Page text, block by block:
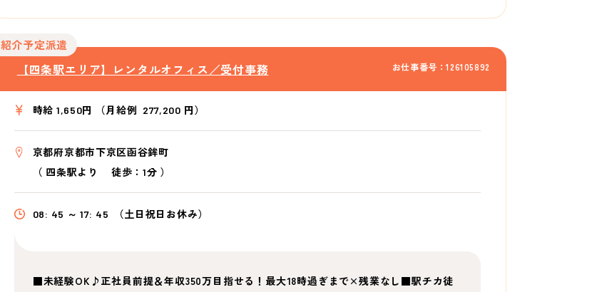
お仕事番号：126105892
紹介予定派遣
【四条駅エリア】レンタルオフィス／受付事務
時給 1,650円 （月給例 277,200 円）
京都府京都市下京区函谷鉾町
（ 四条駅より徒歩：1分 ）
08: 45 ～ 17: 45 （土日祝日お休み）
■未経験OK♪正社員前提＆年収350万目指せる！最大18時過ぎまで×残業なし■駅チカ徒